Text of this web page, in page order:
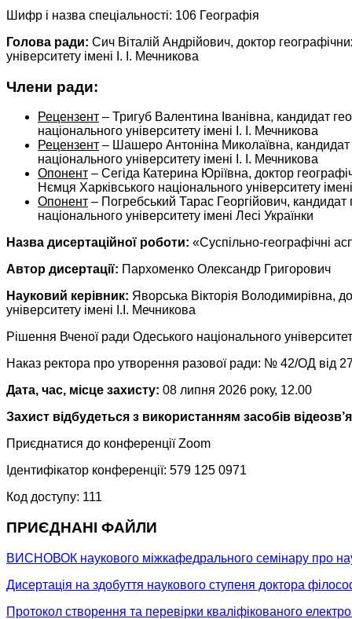
Шифр і назва спеціальності: 106 Географія
Голова ради: Сич Віталій Андрійович, доктор
університету імені І. І. Мечникова
Члени ради:
Рецензент – Тригуб Валентина Іванівна, кандидат
національного університету імені І. І. Мечникова
Рецензент – Шашеро Антоніна Миколаївна, кандидат
національного університету імені І. І. Мечникова
Опонент – Сегіда Катерина Юріївна, доктор
Нємця Харківського національного університету
Опонент – Погребський Тарас Георгійович, кандидат
національного університету імені Лесі Українки
Назва дисертаційної роботи: «Суспільно-географічні
Автор дисертації: Пархоменко Олександр Григорович
Науковий керівник: Яворська Вікторія Володимирівна,
університету імені І.І. Мечникова
Рішення Вченої ради Одеського національного
Наказ ректора про утворення разової ради: № 42/ОД від
Дата, час, місце захисту: 08 липня 2026 року, 12.00
Захист відбудеться з використанням засобів
Приєднатися до конференції Zoom
Ідентифікатор конференції: 579 125 0971
Код доступу: 111
ПРИЄДНАНІ ФАЙЛИ
ВИСНОВОК наукового міжкафедрального семінару про
Дисертація на здобуття наукового ступеня доктора
Протокол створення та перевірки кваліфікованого